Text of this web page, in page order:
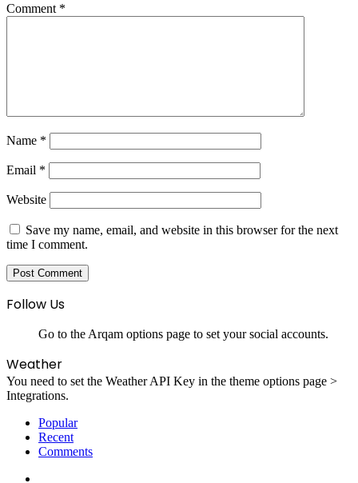
Comment *
Name *
Email *
Website
Save my name, email, and website in this browser for the next
time I comment.
Follow Us
Go to the Arqam options page to set your social accounts.
Weather
You need to set the Weather API Key in the theme options page >
Integrations.
Popular
Recent
Comments